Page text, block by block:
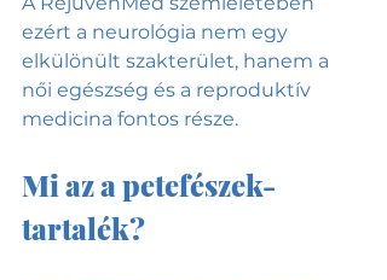
ezért a neurológia nem egy
elkülönült szakterület, hanem a
női egészség és a reproduktív
medicina fontos része.
Mi az a petefészek-
tartalék?